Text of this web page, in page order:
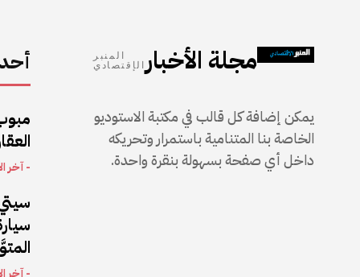
- آخر
- آخر
مجلة الأخبار
المنبر
الإقتصادي
يمكن إضافة كل قالب في مكتبة الاستوديو
الخاصة بنا المتنامية باستمرار وتحريكه
داخل أي صفحة بسهولة بنقرة واحدة.